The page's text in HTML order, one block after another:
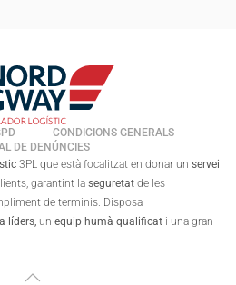
CONDICIONS GENERALS
DE DENÚNCIES
3PL que està focalitzat en donar un servei
garantint la seguretat de les
de terminis. Disposa
líders, un equip humà qualificat i una gran